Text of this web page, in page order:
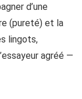
d’une
(pureté) et la
lingots,
agréé —